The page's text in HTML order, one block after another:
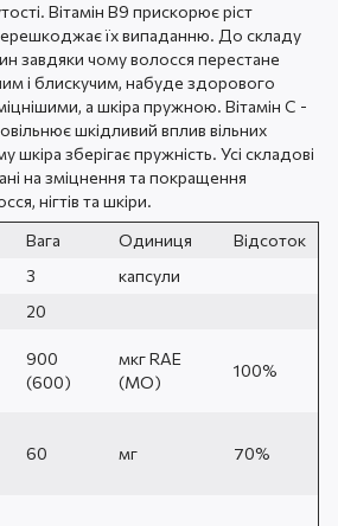
Вітамін В9 прискорює ріст
їх випаданню. До складу
завдяки чому волосся перестане
і блискучим, набуде здорового
а шкіра пружною. Вітамін C -
шкідливий вплив вільних
шкіра зберігає пружність. Усі складові
на зміцнення та покращення
нігтів та шкіри.
Вага Одиниця
Відсоток
3
капсули
20
900
(600)
мкг RAE
(МО)
100%
60 мг 70%